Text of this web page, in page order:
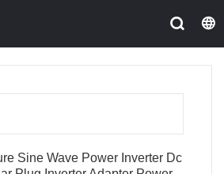
Sine Wave Power Inverter Dc